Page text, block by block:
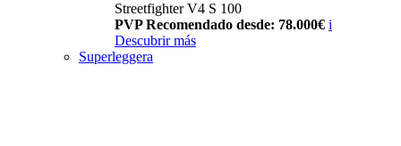
Streetfighter V4 S 100
PVP Recomendado desde: 78.000€ i
Descubrir más
Superleggera